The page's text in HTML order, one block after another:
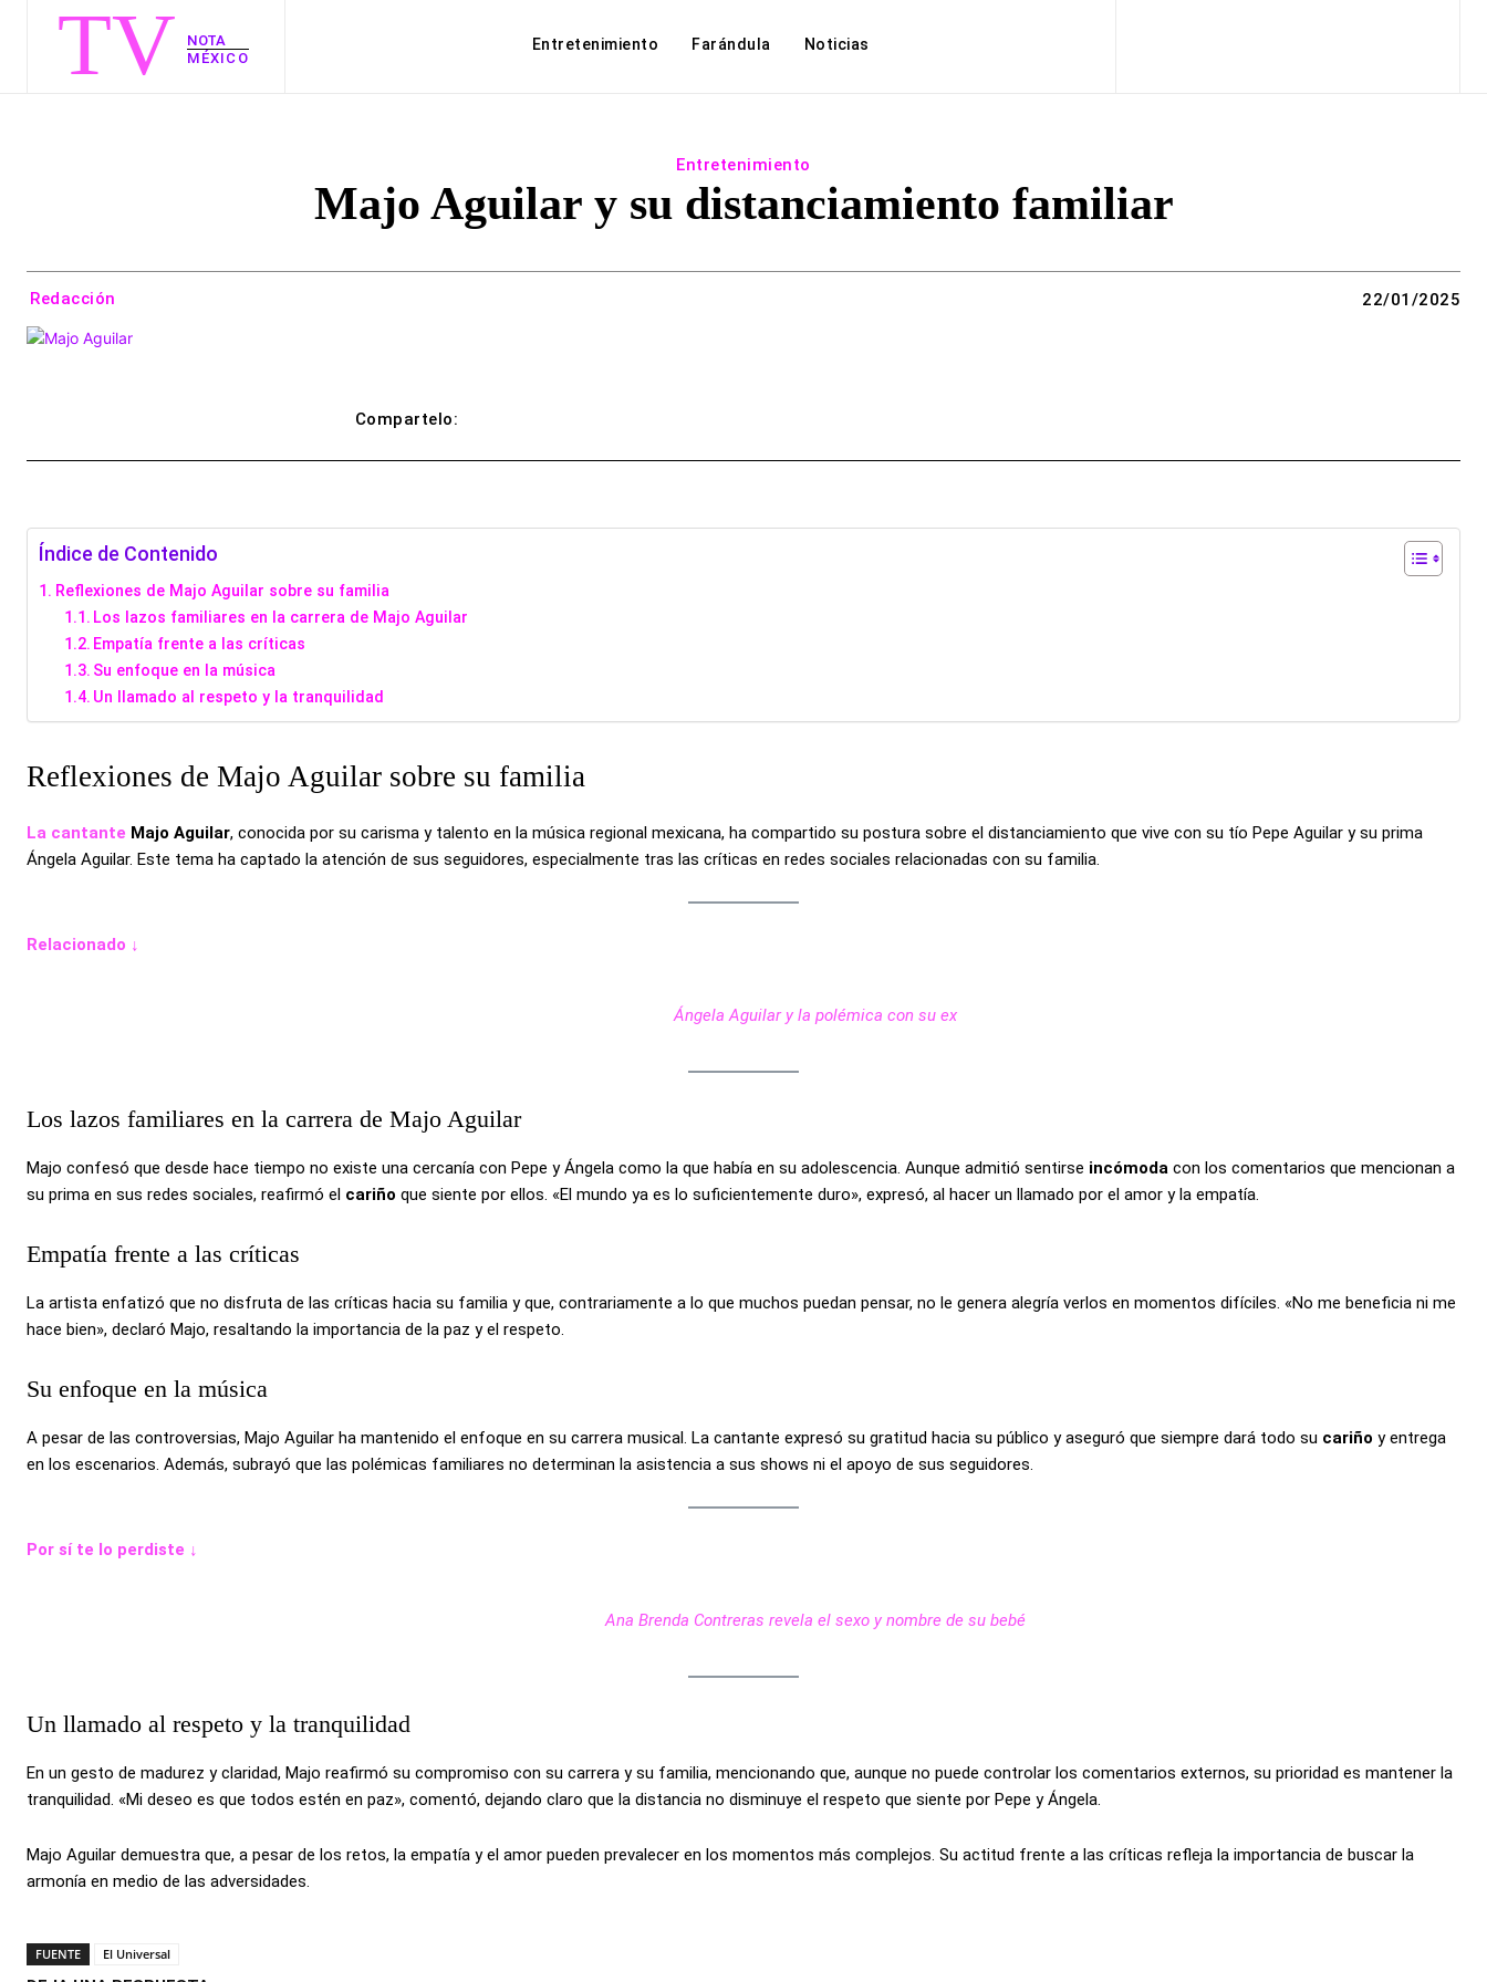
TV
NOTA
MÉXICO
Entretenimiento Farándula Noticias
Entretenimiento
Majo Aguilar y su distanciamiento familiar
Redacción 22/01/2025
Compartelo:
Índice de Contenido
Reflexiones de Majo Aguilar sobre su familia
Los lazos familiares en la carrera de Majo Aguilar
Empatía frente a las críticas
Su enfoque en la música
Un llamado al respeto y la tranquilidad
Reflexiones de Majo Aguilar sobre su familia
La cantante Majo Aguilar, conocida por su carisma y talento en la música regional mexicana, ha compartido su postura sobre el distanciamiento que vive con su tío Pepe Aguilar y su prima
Ángela Aguilar. Este tema ha captado la atención de sus seguidores, especialmente tras las críticas en redes sociales relacionadas con su familia.
Relacionado ↓
Ángela Aguilar y la polémica con su ex
Los lazos familiares en la carrera de Majo Aguilar
Majo confesó que desde hace tiempo no existe una cercanía con Pepe y Ángela como la que había en su adolescencia. Aunque admitió sentirse incómoda con los comentarios que mencionan a
su prima en sus redes sociales, reafirmó el cariño que siente por ellos. «El mundo ya es lo suficientemente duro», expresó, al hacer un llamado por el amor y la empatía.
Empatía frente a las críticas
La artista enfatizó que no disfruta de las críticas hacia su familia y que, contrariamente a lo que muchos puedan pensar, no le genera alegría verlos en momentos difíciles. «No me beneficia ni me
hace bien», declaró Majo, resaltando la importancia de la paz y el respeto.
Su enfoque en la música
A pesar de las controversias, Majo Aguilar ha mantenido el enfoque en su carrera musical. La cantante expresó su gratitud hacia su público y aseguró que siempre dará todo su cariño y entrega
en los escenarios. Además, subrayó que las polémicas familiares no determinan la asistencia a sus shows ni el apoyo de sus seguidores.
Por sí te lo perdiste ↓
Ana Brenda Contreras revela el sexo y nombre de su bebé
Un llamado al respeto y la tranquilidad
En un gesto de madurez y claridad, Majo reafirmó su compromiso con su carrera y su familia, mencionando que, aunque no puede controlar los comentarios externos, su prioridad es mantener la
tranquilidad. «Mi deseo es que todos estén en paz», comentó, dejando claro que la distancia no disminuye el respeto que siente por Pepe y Ángela.
Majo Aguilar demuestra que, a pesar de los retos, la empatía y el amor pueden prevalecer en los momentos más complejos. Su actitud frente a las críticas refleja la importancia de buscar la
armonía en medio de las adversidades.
FUENTE El Universal